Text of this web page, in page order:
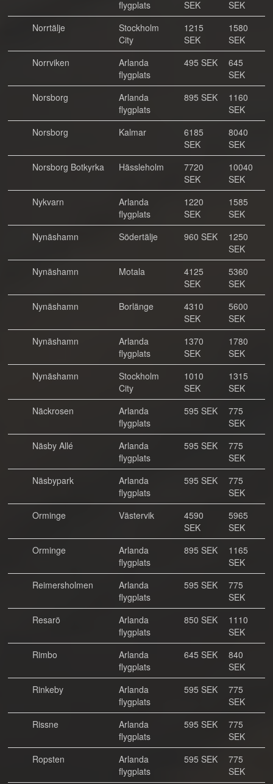
flygplats
SEK
SEK
Norrtälje
Stockholm
City
1215
SEK
1580
SEK
Norrviken
Arlanda
flygplats
495 SEK
645
SEK
Norsborg
Arlanda
flygplats
895 SEK
1160
SEK
Norsborg
Kalmar
6185
SEK
8040
SEK
Norsborg Botkyrka
Hässleholm
7720
SEK
10040
SEK
Nykvarn
Arlanda
flygplats
1220
SEK
1585
SEK
Nynäshamn
Södertälje 960 SEK
1250
SEK
Nynäshamn
Motala
4125
SEK
5360
SEK
Nynäshamn
Borlänge
4310
SEK
5600
SEK
Nynäshamn
Arlanda
flygplats
1370
SEK
1780
SEK
Nynäshamn
Stockholm
City
1010
SEK
1315
SEK
Näckrosen
Arlanda
flygplats
595 SEK
775
SEK
Näsby Allé
Arlanda
flygplats
595 SEK
775
SEK
Näsbypark
Arlanda
flygplats
595 SEK
775
SEK
Orminge
Västervik
4590
SEK
5965
SEK
Orminge
Arlanda
flygplats
895 SEK
1165
SEK
Reimersholmen
Arlanda
flygplats
595 SEK
775
SEK
Resarö
Arlanda
flygplats
850 SEK
1110
SEK
Rimbo
Arlanda
flygplats
645 SEK
840
SEK
Rinkeby
Arlanda
flygplats
595 SEK
775
SEK
Rissne
Arlanda
flygplats
595 SEK
775
SEK
Ropsten
Arlanda
flygplats
595 SEK
775
SEK